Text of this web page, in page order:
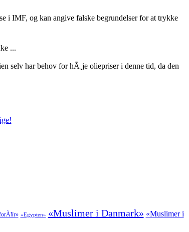
i IMF, og kan angive falske begrundelser for at trykke
...
selv har behov for hÃ¸je oliepriser i denne tid, da den
«Egypten» «Muslimer i Danmark» «Muslimer i